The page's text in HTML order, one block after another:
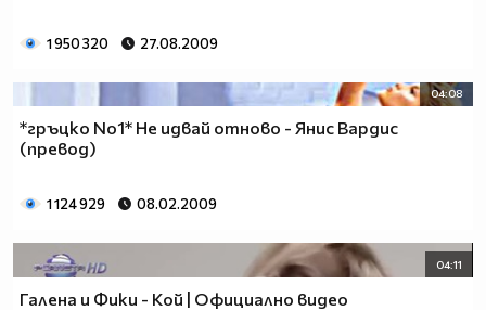
1 950 320 27.08.2009
04:08
*гръцко No1* Не идвай отново - Янис Вардис
(превод)
1 124 929 08.02.2009
04:11
Галена и Фики - Кой | Официално видео